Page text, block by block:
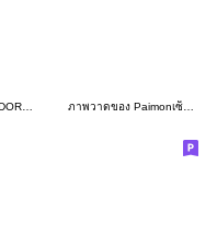
ภาพวาดของ Paimonเซ็ตที่ 48